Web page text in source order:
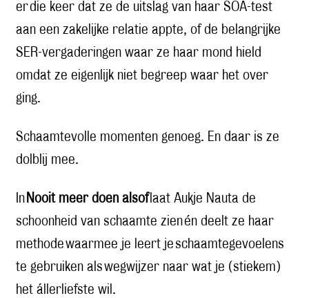
er die keer dat ze de uitslag van haar SOA-test
aan een zakelijke relatie appte, of de belangrijke
SER-vergaderingen waar ze haar mond hield
omdat ze eigenlijk niet begreep waar het over
ging.
Schaamtevolle momenten genoeg. En daar is ze
dolblij mee.
In Nooit meer doen alsof laat Aukje Nauta de
schoonheid van schaamte zien én deelt ze haar
methode waarmee je leert je schaamtegevoelens
te gebruiken als wegwijzer naar wat je (stiekem)
het állerliefste wil.